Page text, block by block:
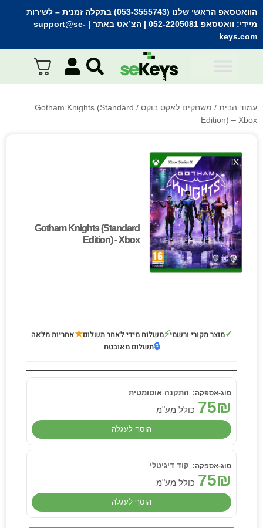
הוואטסאפ הראשי שלנו (053-3555743) בתקלה זמנית
– לשירות
מיידי: וואטסאפ 052-2205081 | הצ’אט באתר | support@se-
keys.com
עמוד הבית / משחקים לאקס בוקס
/ Gotham Knights (Standard
Edition) – Xbox
Gotham Knights (Standard
Edition) - Xbox
Gotham Knights (Standard
Edition) - Xbox
✓מוצר מקורי ורשמי⚡משלוח מידי לאחר תשלום★אחריות מלאה
🔒תשלום מאובטח
התקנה אוטומטית
75₪ כולל מע"מ
הוסף לעגלה
קוד דיגיטלי
75₪ כולל מע"מ
הוסף לעגלה